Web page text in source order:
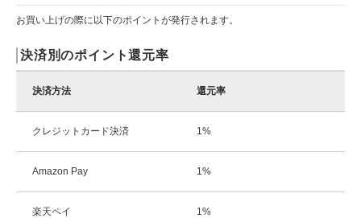
お買い上げの際に以下のポイントが発行されます。
決済別のポイント還元率
決済方法 還元率
クレジットカード決済 1%
Amazon Pay 1%
楽天ペイ 1%